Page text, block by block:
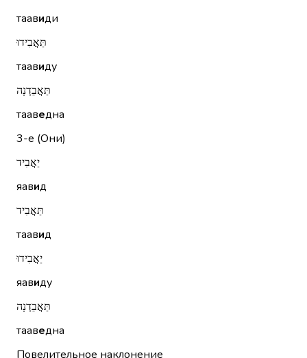
таавиди
תַּאֲבִידוּ
таавиду
תַּאֲבֵדְנָה
тааведна
3-е (Они)
יַאֲבִיד
яавид
תַּאֲבִיד
таавид
יַאֲבִידוּ
яавиду
תַּאֲבֵדְנָה
тааведна
Повелительное наклонение